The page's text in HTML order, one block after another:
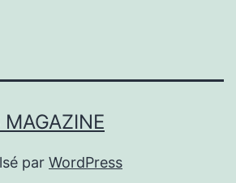
par WordPress